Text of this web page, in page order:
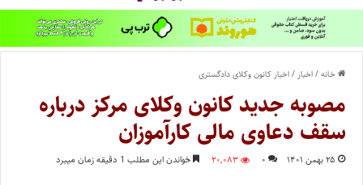
خانه/اخبار /اخبار کانون وکلای دادگستری
مصوبه جدید کانون وکلای مرکز درباره
سقف دعاوی مالی کارآموزان
۲۵ بهمن ۱۴۰۱ ۰ ۲۰,۰۸۳ خواندن این مطلب 1 دقیقه زمان میبرد